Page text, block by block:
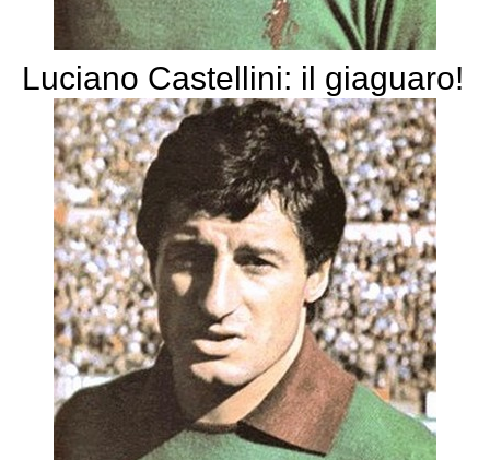
Luciano Castellini: il giaguaro!